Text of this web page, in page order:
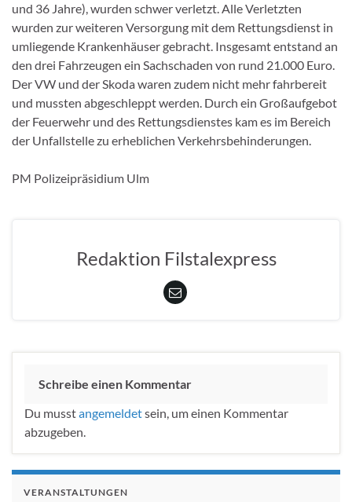
und 36 Jahre), wurden schwer verletzt. Alle Verletzten
wurden zur weiteren Versorgung mit dem Rettungsdienst in
umliegende Krankenhäuser gebracht. Insgesamt entstand an
den drei Fahrzeugen ein Sachschaden von rund 21.000 Euro.
Der VW und der Skoda waren zudem nicht mehr fahrbereit
und mussten abgeschleppt werden. Durch ein Großaufgebot
der Feuerwehr und des Rettungsdienstes kam es im Bereich
der Unfallstelle zu erheblichen Verkehrsbehinderungen.
PM Polizeipräsidium Ulm
Redaktion Filstalexpress
Schreibe einen Kommentar
Du musstangemeldetsein, um einen Kommentar
abzugeben.
VERANSTALTUNGEN